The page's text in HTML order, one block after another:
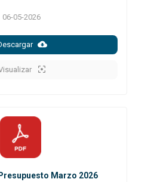
06-05-2026
Marzo 2026